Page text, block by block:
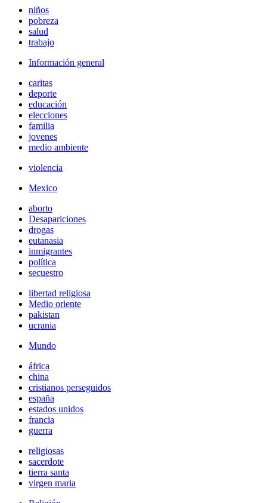
niños
pobreza
salud
trabajo
Información general
caritas
deporte
educación
elecciones
familia
jovenes
medio ambiente
violencia
Mexico
aborto
Desapariciones
drogas
eutanasia
inmigrantes
política
secuestro
libertad religiosa
Medio oriente
pakistan
ucrania
Mundo
áfrica
china
cristianos perseguidos
españa
estados unidos
francia
guerra
religiosas
sacerdote
tierra santa
virgen maria